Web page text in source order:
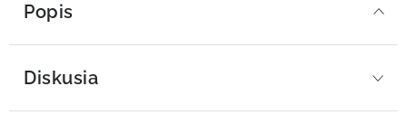
Popis
Diskusia